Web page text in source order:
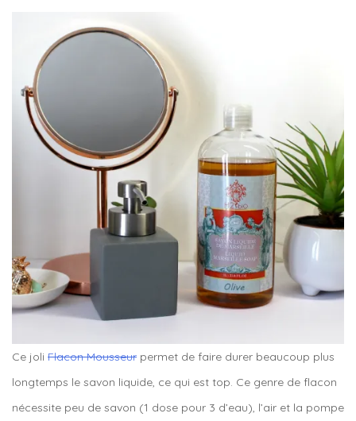
Ce joli Flacon Mousseur permet de faire durer beaucoup plus
longtemps le savon liquide, ce qui est top. Ce genre de flacon
nécessite peu de savon (1 dose pour 3 d’eau), l’air et la pompe